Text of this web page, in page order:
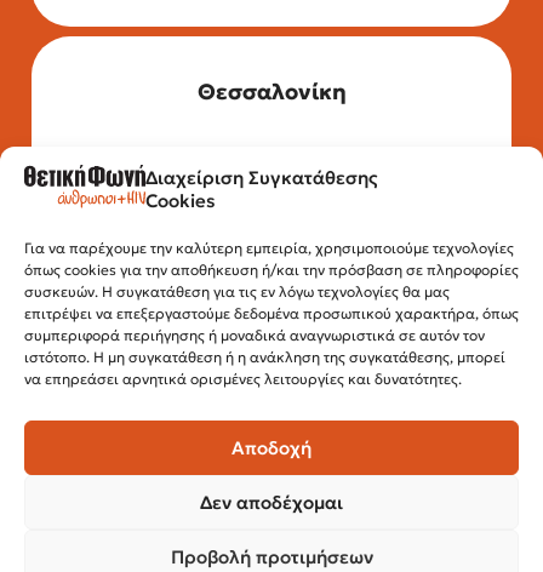
Διαχείριση Συγκατάθεσης
Cookies
Για να παρέχουμε την καλύτερη εμπειρία, χρησιμοποιούμε τεχνολογίες
όπως cookies για την αποθήκευση ή/και την πρόσβαση σε πληροφορίες
συσκευών. Η συγκατάθεση για τις εν λόγω τεχνολογίες θα μας
επιτρέψει να επεξεργαστούμε δεδομένα προσωπικού χαρακτήρα, όπως
συμπεριφορά περιήγησης ή μοναδικά αναγνωριστικά σε αυτόν τον
ιστότοπο. Η μη συγκατάθεση ή η ανάκληση της συγκατάθεσης, μπορεί
να επηρεάσει αρνητικά ορισμένες λειτουργίες και δυνατότητες.
Αποδοχή
Δεν αποδέχομαι
Προβολή προτιμήσεων
Θεσσαλονίκη
Τηλέφωνο: 2315 525 020
Fax: 210 32 15 644
Εγνατίας 112, 3ος όροφος, 54622,
Θεσσαλονίκη
Ώρες λειτουργίας:
Δευτέρα – Παρασκευή, 10:00 –14:00